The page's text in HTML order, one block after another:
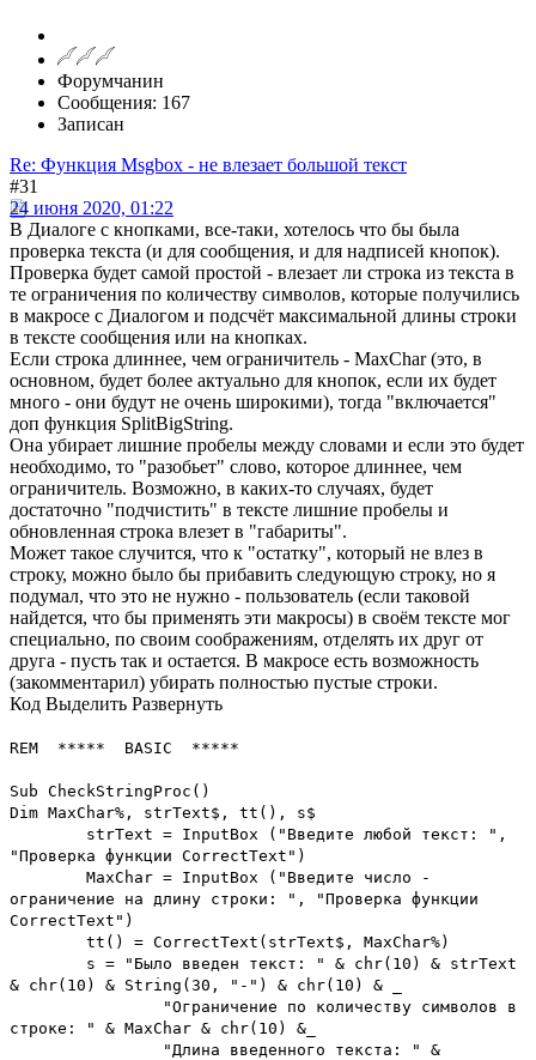
Форумчанин
Сообщения: 167
Записан
Re: Функция Msgbox - не влезает большой текст
#31
24 июня 2020, 01:22
В Диалоге с кнопками, все-таки, хотелось что бы была
проверка текста (и для сообщения, и для надписей кнопок).
Проверка будет самой простой - влезает ли строка из текста в
те ограничения по количеству символов, которые получились
в макросе с Диалогом и подсчёт максимальной длины строки
в тексте сообщения или на кнопках.
Если строка длиннее, чем ограничитель - MaxChar (это, в
основном, будет более актуально для кнопок, если их будет
много - они будут не очень широкими), тогда "включается"
доп функция SplitBigString.
Она убирает лишние пробелы между словами и если это будет
необходимо, то "разобьет" слово, которое длиннее, чем
ограничитель. Возможно, в каких-то случаях, будет
достаточно "подчистить" в тексте лишние пробелы и
обновленная строка влезет в "габариты".
Может такое случится, что к "остатку", который не влез в
строку, можно было бы прибавить следующую строку, но я
подумал, что это не нужно - пользователь (если таковой
найдется, что бы применять эти макросы) в своём тексте мог
специально, по своим соображениям, отделять их друг от
друга - пусть так и остается. В макросе есть возможность
(закомментарил) убирать полностью пустые строки.
Код Выделить Развернуть
REM ***** BASIC *****
Sub CheckStringProc()
Dim MaxChar%, strText$, tt(), s$
strText = InputBox ("Введите любой текст: ",
"Проверка функции CorrectText")
MaxChar = InputBox ("Введите число -
ограничение на длину строки: ", "Проверка функции
CorrectText")
tt() = CorrectText(strText$, MaxChar%)
s = "Было введен текст: " & chr(10) & strText
& chr(10) & String(30, "-") & chr(10) & _
"Ограничение по количеству символов в
строке: " & MaxChar & chr(10) &_
"Длина введенного текста: " &